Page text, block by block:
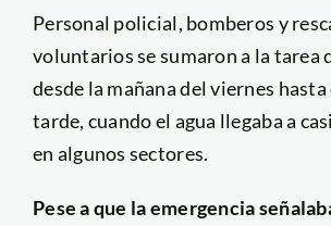
Personal policial, bomberos y
voluntarios se sumaron a la tarea
desde la mañana del viernes
tarde, cuando el agua llegaba a
en algunos sectores.
Pese a que la emergencia